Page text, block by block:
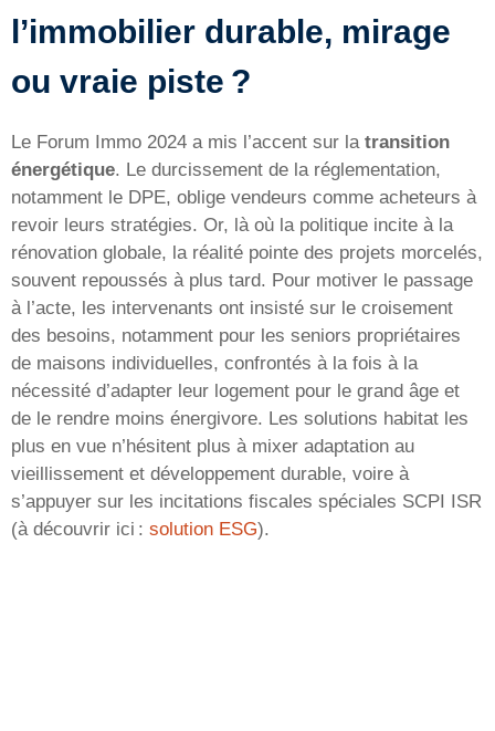
l’immobilier durable, mirage
ou vraie piste ?
Le Forum Immo 2024 a mis l’accent sur la transition
énergétique. Le durcissement de la réglementation,
notamment le DPE, oblige vendeurs comme acheteurs à
revoir leurs stratégies. Or, là où la politique incite à la
rénovation globale, la réalité pointe des projets morcelés,
souvent repoussés à plus tard. Pour motiver le passage
à l’acte, les intervenants ont insisté sur le croisement
des besoins, notamment pour les seniors propriétaires
de maisons individuelles, confrontés à la fois à la
nécessité d’adapter leur logement pour le grand âge et
de le rendre moins énergivore. Les solutions habitat les
plus en vue n’hésitent plus à mixer adaptation au
vieillissement et développement durable, voire à
s’appuyer sur les incitations fiscales spéciales SCPI ISR
(à découvrir ici : solution ESG).